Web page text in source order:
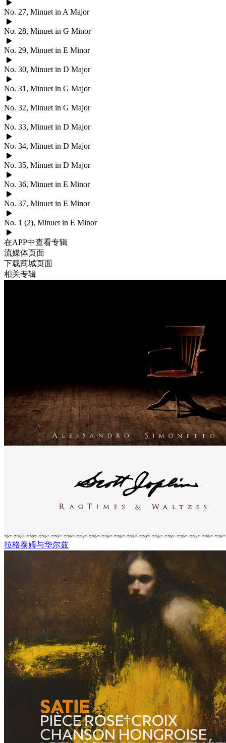
No. 27, Minuet in A Major
No. 28, Minuet in G Minor
No. 29, Minuet in E Minor
No. 30, Minuet in D Major
No. 31, Minuet in G Major
No. 32, Minuet in G Major
No. 33, Minuet in D Major
No. 34, Minuet in D Major
No. 35, Minuet in D Major
No. 36, Minuet in E Minor
No. 37, Minuet in E Minor
No. 1 (2), Minuet in E Minor
在APP中查看专辑
流媒体页面
下载商城页面
相关专辑
拉格泰姆与华尔兹